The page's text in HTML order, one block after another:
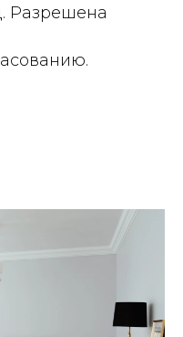
Разрешена